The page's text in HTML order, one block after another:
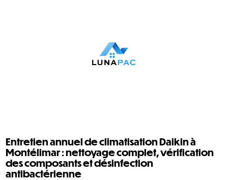
Entretien annuel de climatisation Daikin à
Montélimar : nettoyage complet, vérification
des composants et désinfection
antibactérienne